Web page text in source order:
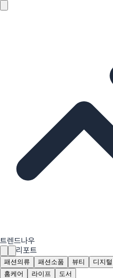
트렌드나우
리포트
패션의류 패션소품 뷰티 디지털
홈케어
라이프 도서